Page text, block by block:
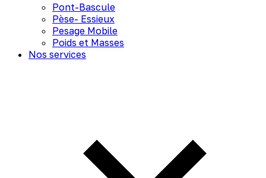
Pont-Bascule
Pèse- Essieux
Pesage Mobile
Poids et Masses
Nos services